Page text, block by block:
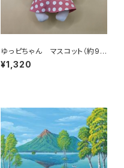
ゆっピちゃん マスコット（約9.5
cm）
¥1,320